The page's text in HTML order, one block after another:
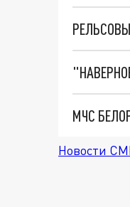
МЧС
Новости